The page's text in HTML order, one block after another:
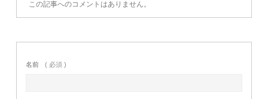
この記事へのコメントはありません。
名前 ( 必須 )